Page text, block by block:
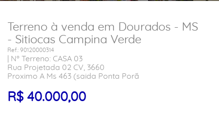
Terreno à venda em Dourados - MS
- Sitiocas Campina Verde
Ref.: 90120000314
| Nº Terreno: CASA 03
Rua Projetada 02 CV, 3660
Proximo A Ms 463 (saida Ponta Porã
R$ 40.000,00